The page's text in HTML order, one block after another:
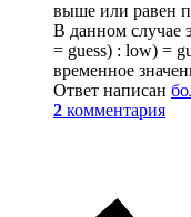
выше или равен
В данном случае
= guess) : low) =
временное
Ответ написан
2 комментария